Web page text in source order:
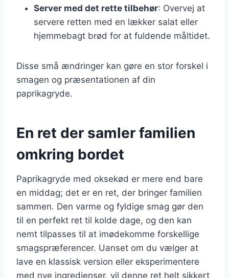
Server med det rette tilbehør: Overvej at
servere retten med en lækker salat eller
hjemmebagt brød for at fuldende måltidet.
Disse små ændringer kan gøre en stor forskel i
smagen og præsentationen af din
paprikagryde.
En ret der samler familien
omkring bordet
Paprikagryde med oksekød er mere end bare
en middag; det er en ret, der bringer familien
sammen. Den varme og fyldige smag gør den
til en perfekt ret til kolde dage, og den kan
nemt tilpasses til at imødekomme forskellige
smagspræferencer. Uanset om du vælger at
lave en klassisk version eller eksperimentere
med nye ingredienser, vil denne ret helt sikkert